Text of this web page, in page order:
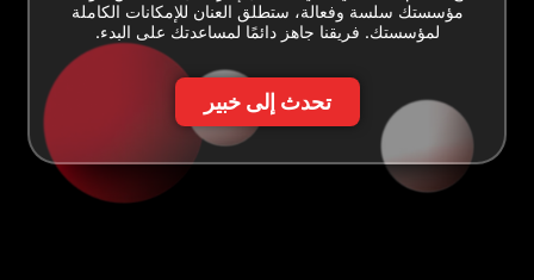
مؤسستك سلسة وفعالة، ستطلق العنان للإمكانات الكاملة
لمؤسستك. فريقنا جاهز دائمًا لمساعدتك على البدء.
تحدث إلى خبير